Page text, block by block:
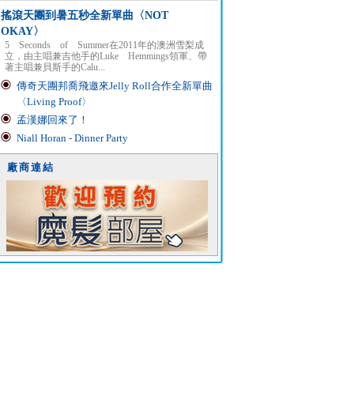
搖滾天團到暑五秒全新單曲〈NOT
OKAY〉
5 Seconds of Summer在2011年的澳洲雪梨成
立，由主唱兼吉他手的Luke Hemmings領軍、帶
著主唱兼貝斯手的Calu...
傳奇天團邦喬飛邀來Jelly Roll合作全新單曲
〈Living Proof〉
孟漢娜回來了！
Niall Horan - Dinner Party
廠商連結